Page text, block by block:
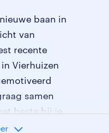
baan in
van
recente
Vierhuizen
samen
beste bij je